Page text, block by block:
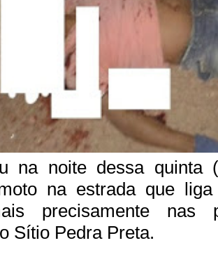
na noite dessa quinta
na estrada que liga
precisamente nas
Sítio Pedra Preta.